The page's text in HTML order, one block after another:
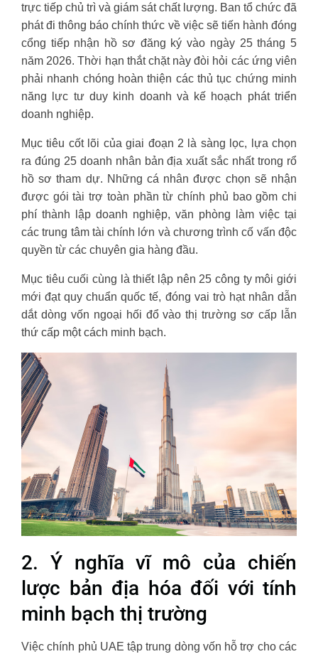
trực tiếp chủ trì và giám sát chất lượng. Ban tổ chức đã
phát đi thông báo chính thức về việc sẽ tiến hành đóng
cổng tiếp nhận hồ sơ đăng ký vào ngày 25 tháng 5
năm 2026. Thời hạn thắt chặt này đòi hỏi các ứng viên
phải nhanh chóng hoàn thiện các thủ tục chứng minh
năng lực tư duy kinh doanh và kế hoạch phát triển
doanh nghiệp.
Mục tiêu cốt lõi của giai đoạn 2 là sàng lọc, lựa chọn
ra đúng 25 doanh nhân bản địa xuất sắc nhất trong rổ
hồ sơ tham dự. Những cá nhân được chọn sẽ nhận
được gói tài trợ toàn phần từ chính phủ bao gồm chi
phí thành lập doanh nghiệp, văn phòng làm việc tại
các trung tâm tài chính lớn và chương trình cố vấn độc
quyền từ các chuyên gia hàng đầu.
Mục tiêu cuối cùng là thiết lập nên 25 công ty môi giới
mới đạt quy chuẩn quốc tế, đóng vai trò hạt nhân dẫn
dắt dòng vốn ngoại hối đổ vào thị trường sơ cấp lẫn
thứ cấp một cách minh bạch.
2. Ý nghĩa vĩ mô của chiến
lược bản địa hóa đối với tính
minh bạch thị trường
Việc chính phủ UAE tập trung dòng vốn hỗ trợ cho các